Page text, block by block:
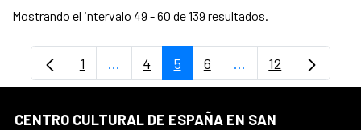
Mostrando el intervalo 49 - 60 de 139 resultados.
Página
1 ...Páginas intermedias Use TAB para
Página
4 Página
5 Página
6 ...PáginasPágina
12
CENTRO CULTURAL DE ESPAÑA EN SAN